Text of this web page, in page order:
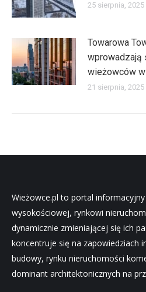
25 sierpnia, 2025
Towarowa
wprowadzają
wieżowców
21 sierpnia, 2025
Wieżowce.pl to portal
wysokościowej, rynkowi
dynamicznie zmieniającej się ich
koncentruje się na zapowiedziach
budowy, rynku nieruchomości
dominant architektonicznych na